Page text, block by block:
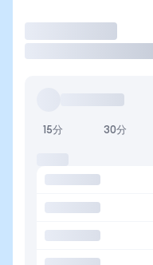
15分 30分